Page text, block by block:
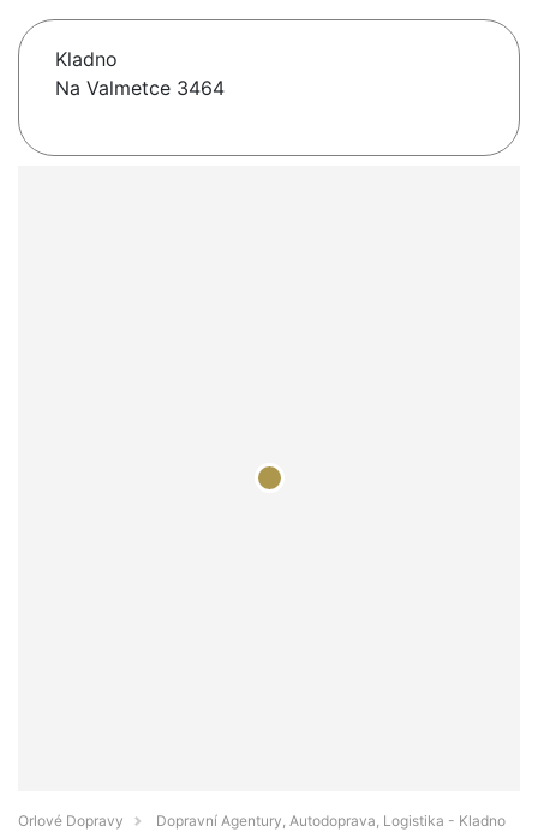
Kladno
Na Valmetce 3464
Orlové Dopravy
Dopravní Agentury, Autodoprava, Logistika - Kladno